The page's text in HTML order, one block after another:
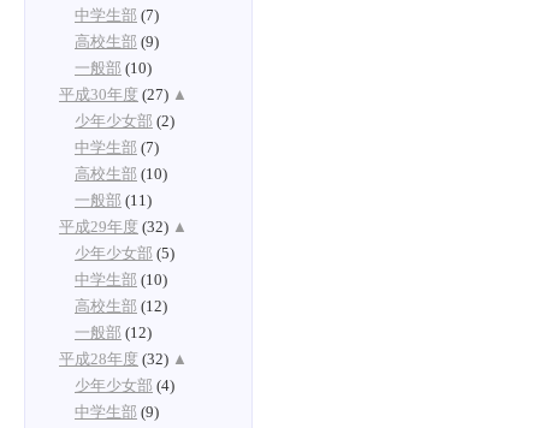
中学生部 (7)
高校生部 (9)
一般部 (10)
平成30年度 (27) ▲
少年少女部 (2)
中学生部 (7)
高校生部 (10)
一般部 (11)
平成29年度 (32) ▲
少年少女部 (5)
中学生部 (10)
高校生部 (12)
一般部 (12)
平成28年度 (32) ▲
少年少女部 (4)
中学生部 (9)